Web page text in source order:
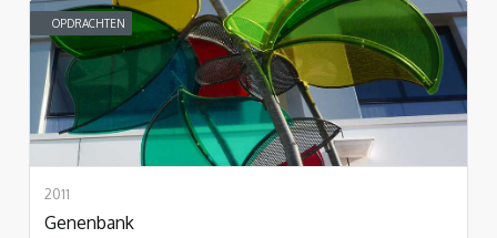
OPDRACHTEN
2011
Genenbank